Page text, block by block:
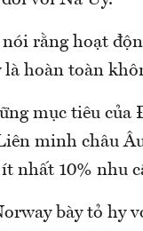
nói rằng hoạt
hoàn toàn
mục tiêu của
minh châu
nhất 10% nhu
bày tỏ hy